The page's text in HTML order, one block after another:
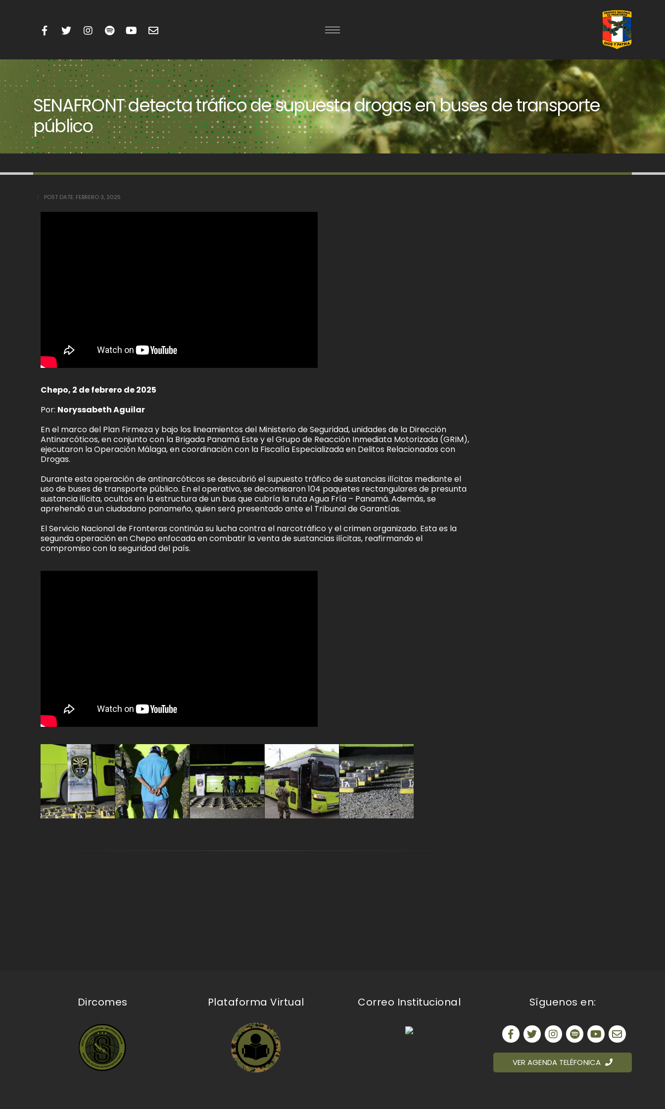
SENAFRONT detecta tráfico de supuesta drogas en buses de transporte
público
POST DATE: FEBRERO 3, 2025
Chepo, 2 de febrero de 2025
Por: Noryssabeth Aguilar
En el marco del Plan Firmeza y bajo los lineamientos del Ministerio de Seguridad, unidades de la Dirección
Antinarcóticos, en conjunto con la Brigada Panamá Este y el Grupo de Reacción Inmediata Motorizada (GRIM),
ejecutaron la Operación Málaga, en coordinación con la Fiscalía Especializada en Delitos Relacionados con
Drogas.
Durante esta operación de antinarcóticos se descubrió el supuesto tráfico de sustancias ilícitas mediante el
uso de buses de transporte público. En el operativo, se decomisaron 104 paquetes rectangulares de presunta
sustancia ilícita, ocultos en la estructura de un bus que cubría la ruta Agua Fría – Panamá. Además, se
aprehendió a un ciudadano panameño, quien será presentado ante el Tribunal de Garantías.
El Servicio Nacional de Fronteras continúa su lucha contra el narcotráfico y el crimen organizado. Esta es la
segunda operación en Chepo enfocada en combatir la venta de sustancias ilícitas, reafirmando el
compromiso con la seguridad del país.
Dircomes Plataforma Virtual Correo Institucional Síguenos en:
VER AGENDA TELÉFONICA